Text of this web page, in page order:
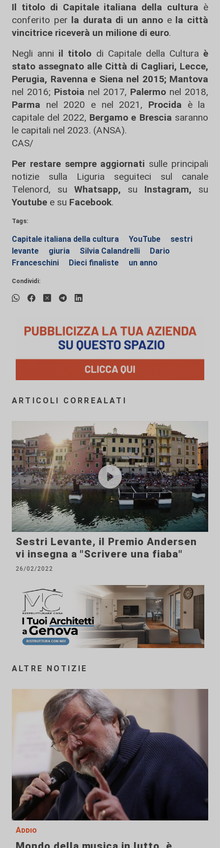
Il titolo di Capitale italiana della cultura è
conferito per la durata di un anno e la città
vincitrice riceverà un milione di euro.
Negli anni il titolo di Capitale della Cultura è
stato assegnato alle Città di Cagliari, Lecce,
Perugia, Ravenna e Siena nel 2015; Mantova
nel 2016; Pistoia nel 2017, Palermo nel 2018,
Parma nel 2020 e nel 2021, Procida è la
capitale del 2022, Bergamo e Brescia saranno
le capitali nel 2023. (ANSA).
CAS/
Per restare sempre aggiornati sulle principali
notizie sulla Liguria seguiteci sul canale
Telenord, su
Whatsapp, su Instagram, su
Youtube e su Facebook.
Tags:
Capitale italiana della cultura YouTube
sestri
levante
giuria Silvia Calandrelli
Dario
Franceschini
Dieci finaliste un anno
Condividi:
ARTICOLI CORREALATI
Sestri Levante, il Premio Andersen
vi insegna a "Scrivere una fiaba"
26/02/2022
ALTRE NOTIZIE
Addio